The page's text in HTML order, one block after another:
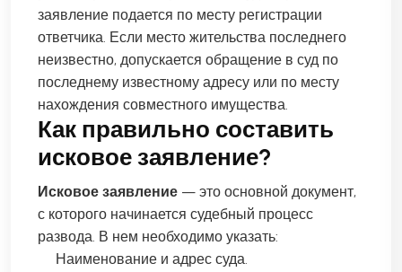
заявление подается по месту регистрации
ответчика. Если место жительства последнего
неизвестно, допускается обращение в суд по
последнему известному адресу или по месту
нахождения совместного имущества.
Как правильно составить
исковое заявление?
Исковое заявление — это основной документ,
с которого начинается судебный процесс
развода. В нем необходимо указать:
Наименование и адрес суда.